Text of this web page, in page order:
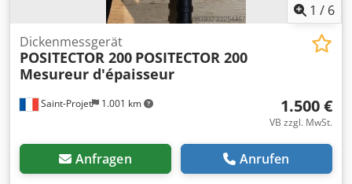
1 / 6
Saint-Projet 1.001 km
Dickenmessgerät
POSITECTOR 200 POSITECTOR 200
Mesureur d'épaisseur
1.500 €
VB zzgl. MwSt.
Anfragen Anrufen